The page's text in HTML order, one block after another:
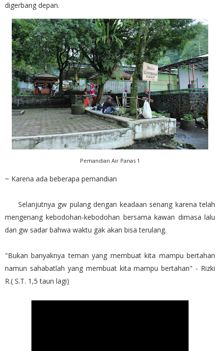
digerbang depan.
Pemandian Air Panas 1
~ Karena ada beberapa pemandian
Selanjutnya gw pulang dengan keadaan senang karena telah
mengenang kebodohan-kebodohan bersama kawan dimasa lalu
dan gw sadar bahwa waktu gak akan bisa terulang.
"Bukan banyaknya teman yang membuat kita mampu bertahan
namun sahabatlah yang membuat kita mampu bertahan" - Rizki
R.( S.T. 1,5 taun lagi)